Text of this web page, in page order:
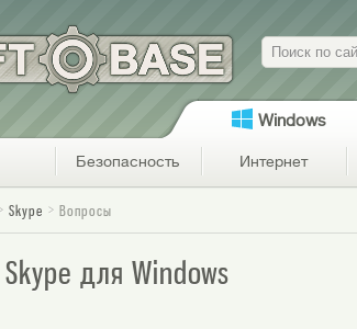
Windows
Безопасность Интернет
Skype Вопросы
Skype для Windows